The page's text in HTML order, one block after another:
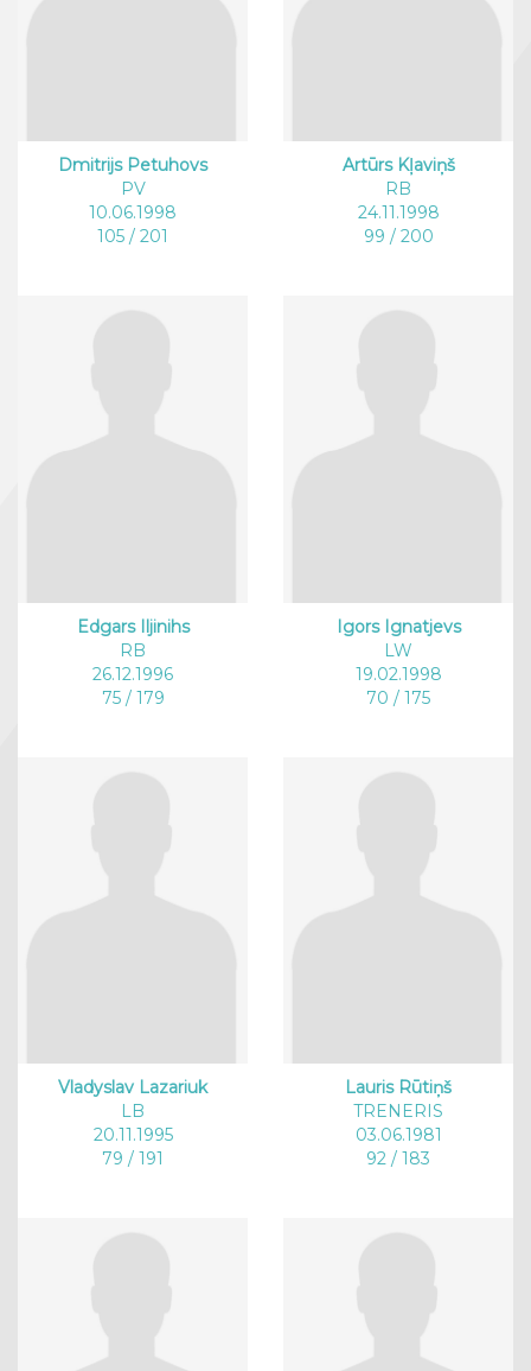
Dmitrijs Petuhovs
PV
10.06.1998
105 / 201
Artūrs Kļaviņš
RB
24.11.1998
99 / 200
Edgars Iljinihs
RB
26.12.1996
75 / 179
Igors Ignatjevs
LW
19.02.1998
70 / 175
Vladyslav Lazariuk
LB
20.11.1995
79 / 191
Lauris Rūtiņš
TRENERIS
03.06.1981
92 / 183